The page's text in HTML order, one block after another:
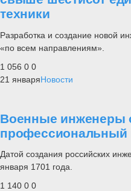
техники
Разработка и создание новой
«по всем направлениям».
1 056 0 0
21 январяНовости
Военные инженеры
профессиональный
Датой создания российских
января 1701 года.
1 140 0 0